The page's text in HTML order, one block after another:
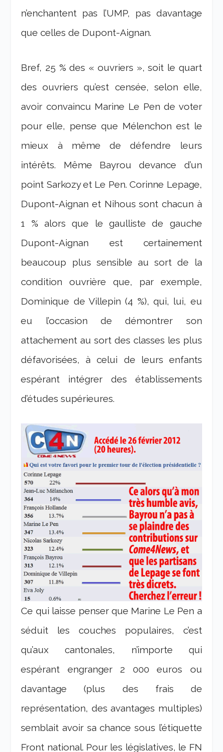
n’enchantent pas l’UMP, pas davantage
que celles de Dupont-Aignan.
Bref, 25 % des « ouvriers », soit le quart
des ouvriers qu’est censée, selon elle,
avoir convaincu Marine Le Pen de voter
pour elle, pense que Mélenchon est le
mieux à même de défendre leurs
intérêts. Même Bayrou devance d’un
point Sarkozy et Le Pen. Corinne Lepage,
Dupont-Aignan et Nihous sont chacun à
1 % alors que le gaulliste de gauche
Dupont-Aignan est certainement
beaucoup plus sensible au sort de la
condition ouvrière que, par exemple,
Dominique de Villepin (4 %), qui, lui, eu
eu l’occasion de démontrer son
attachement au sort des classes les plus
défavorisées, à celui de leurs enfants
espérant intégrer des établissements
d’études supérieures.
Ce qui laisse penser que Marine Le Pen a
séduit les couches populaires, c’est
qu’aux cantonales, n’importe qui
espérant engranger 2 000 euros ou
davantage (plus des frais de
représentation, des avantages multiples)
semblait avoir sa chance sous l’étiquette
Front national. Pour les législatives, le FN